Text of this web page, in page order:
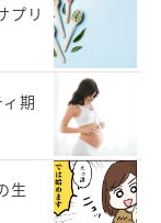
プリ
期
生